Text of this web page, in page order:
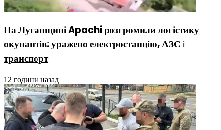
На Луганщині Apachi розгромили логістику
окупантів: уражено електростанцію, АЗС і
транспорт
12 години назад